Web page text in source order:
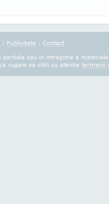
| Publicitate | Contact
partiala sau in intregime a
rugam sa cititi cu atentie termenii